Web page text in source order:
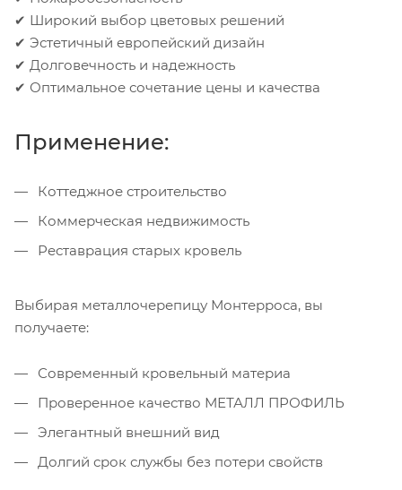
✔ Широкий выбор цветовых решений
✔ Эстетичный европейский дизайн
✔ Долговечность и надежность
✔ Оптимальное сочетание цены и качества
Применение:
Коттеджное строительство
Коммерческая недвижимость
Реставрация старых кровель
Выбирая металлочерепицу Монтерроса, вы
получаете:
Современный кровельный материа
Проверенное качество МЕТАЛЛ ПРОФИЛЬ
Элегантный внешний вид
Долгий срок службы без потери свойств